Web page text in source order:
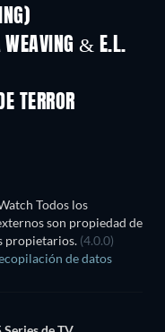
WEAVING & E.L.
TERROR
Todos los
son propiedad de
propietarios. (4.0.0)
de datos